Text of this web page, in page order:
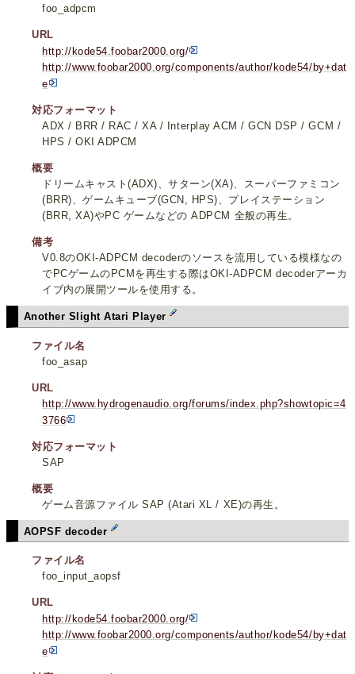
foo_adpcm
URL
http://kode54.foobar2000.org/
http://www.foobar2000.org/components/author/kode54/by+dat
e
対応フォーマット
ADX / BRR / RAC / XA / Interplay ACM / GCN DSP / GCM /
HPS / OKI ADPCM
概要
ドリームキャスト(ADX)、サターン(XA)、スーパーファミコン
(BRR)、ゲームキューブ(GCN, HPS)、プレイステーション
(BRR, XA)やPC ゲームなどの ADPCM 全般の再生。
備考
V0.8のOKI-ADPCM decoderのソースを流用している模様なの
でPCゲームのPCMを再生する際はOKI-ADPCM decoderアーカ
イブ内の展開ツールを使用する。
Another Slight Atari Player
ファイル名
foo_asap
URL
http://www.hydrogenaudio.org/forums/index.php?showtopic=4
3766
対応フォーマット
SAP
概要
ゲーム音源ファイル SAP (Atari XL / XE)の再生。
AOPSF decoder
ファイル名
foo_input_aopsf
URL
http://kode54.foobar2000.org/
http://www.foobar2000.org/components/author/kode54/by+dat
e